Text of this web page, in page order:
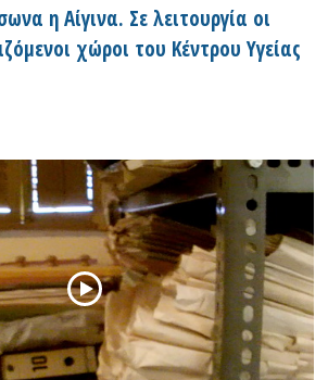
η Αίγινα. Σε λειτουργία οι
χώροι του Κέντρου Υγείας